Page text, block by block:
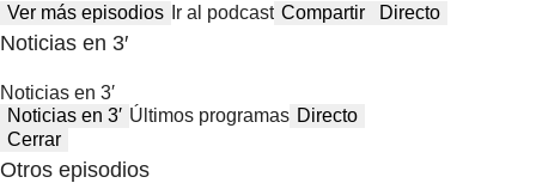
Ver más episodios Ir al podcast Compartir Directo
Noticias en 3′
Noticias en 3′
Noticias en 3′ Últimos programas Directo
Cerrar
Otros episodios